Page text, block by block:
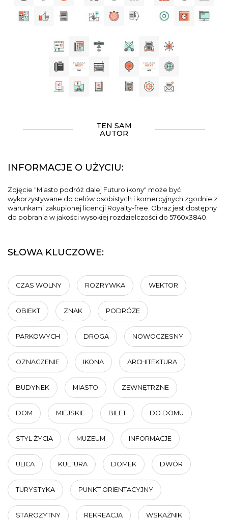
TEN SAM
AUTOR
INFORMACJE O UŻYCIU:
Zdjęcie "Miasto podróż dalej Futuro ikony" może być
wykorzystywane do celów osobistych i komercyjnych zgodnie z
warunkami zakupionej licencji Royalty-free. Obraz jest dostępny
do pobrania w jakości wysokiej rozdzielczości do 5760x3840.
SŁOWA KLUCZOWE:
CZAS WOLNY ROZRYWKA WEKTOR
OBIEKT ZNAK PODRÓŻE
PARKOWYCH DROGA NOWOCZESNY
OZNACZENIE IKONA ARCHITEKTURA
BUDYNEK MIASTO ZEWNĘTRZNE
DOM MIEJSKIE BILET DO DOMU
STYL ŻYCIA MUZEUM INFORMACJE
ULICA KULTURA DOMEK DWÓR
TURYSTYKA PUNKT ORIENTACYJNY
STAROŻYTNY REKREACJA WSKAŹNIK